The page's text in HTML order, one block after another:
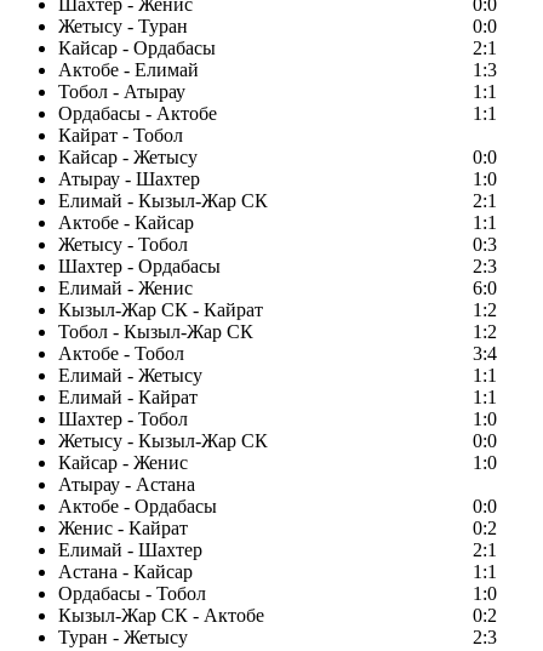
Шахтер - Женис
0:0
Жетысу - Туран
0:0
Кайсар - Ордабасы
2:1
Актобе - Елимай
1:3
Тобол - Атырау
1:1
Ордабасы - Актобе
1:1
Кайрат - Тобол
Кайсар - Жетысу
0:0
Атырау - Шахтер
1:0
Елимай - Кызыл-Жар СК
2:1
Актобе - Кайсар
1:1
Жетысу - Тобол
0:3
Шахтер - Ордабасы
2:3
Елимай - Женис
6:0
Кызыл-Жар СК - Кайрат
1:2
Тобол - Кызыл-Жар СК
1:2
Актобе - Тобол
3:4
Елимай - Жетысу
1:1
Елимай - Кайрат
1:1
Шахтер - Тобол
1:0
Жетысу - Кызыл-Жар СК
0:0
Кайсар - Женис
1:0
Атырау - Астана
Актобе - Ордабасы
0:0
Женис - Кайрат
0:2
Елимай - Шахтер
2:1
Астана - Кайсар
1:1
Ордабасы - Тобол
1:0
Кызыл-Жар СК - Актобе
0:2
Туран - Жетысу
2:3